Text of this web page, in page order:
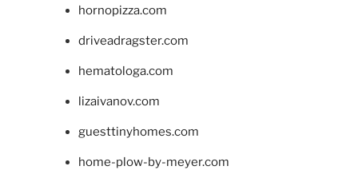
hornopizza.com
driveadragster.com
hematologa.com
lizaivanov.com
guesttinyhomes.com
home-plow-by-meyer.com